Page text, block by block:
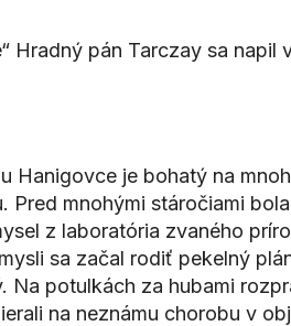
Hradný pán Tarczay sa napil
Hanigovce je bohatý na
Pred mnohými stáročiami
z laboratória zvaného
sa začal rodiť pekelný
Na potulkách za hubami
na neznámu chorobu v